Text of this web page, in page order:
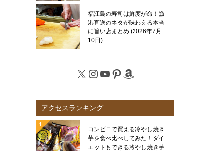
福江島の寿司は鮮度が命！漁
港直送のネタが味わえる本当
に旨い店まとめ 2026年7月
10日
X Instagram
YouTube
Pinterest
Amazon
アクセスランキング
コンビニで買える冷やし焼き
芋を食べ比べしてみた！ダイ
エットもできる冷やし焼き芋